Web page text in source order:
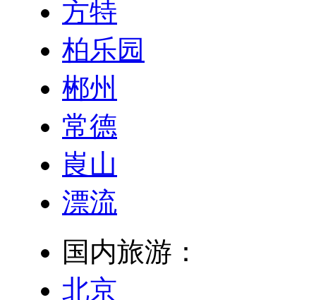
方特
柏乐园
郴州
常德
崀山
漂流
国内旅游：
北京